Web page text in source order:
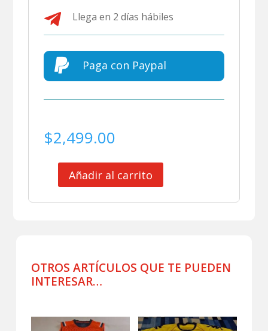
 Llega en 2 días hábiles
 Paga con Paypal
$2,499.00
LIBERTADORES
cantidad
Añadir al carrito
OTROS ARTÍCULOS QUE TE PUEDEN
INTERESAR…